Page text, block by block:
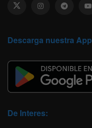
Descarga nuestra App
De Interes: